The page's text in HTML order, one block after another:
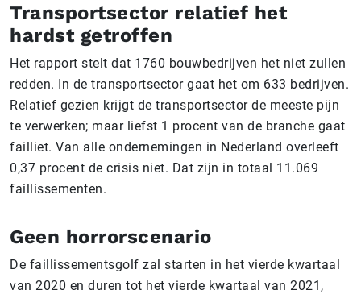
Transportsector relatief het
hardst getroffen
Het rapport stelt dat 1760 bouwbedrijven het niet zullen
redden. In de transportsector gaat het om 633 bedrijven.
Relatief gezien krijgt de transportsector de meeste pijn
te verwerken; maar liefst 1 procent van de branche gaat
failliet. Van alle ondernemingen in Nederland overleeft
0,37 procent de crisis niet. Dat zijn in totaal 11.069
faillissementen.
Geen horrorscenario
De faillissementsgolf zal starten in het vierde kwartaal
van 2020 en duren tot het vierde kwartaal van 2021,